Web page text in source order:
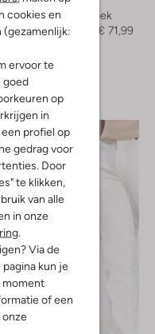
cookies en
ervoor te
goed
op
in
profiel op
gedrag voor
Door
te klikken,
van alle
in onze
Via de
kun je
moment
of een
onze
Korte broek
€ 119,99
€ 71,99